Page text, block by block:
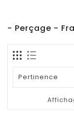
- Perçage -
Pertinence